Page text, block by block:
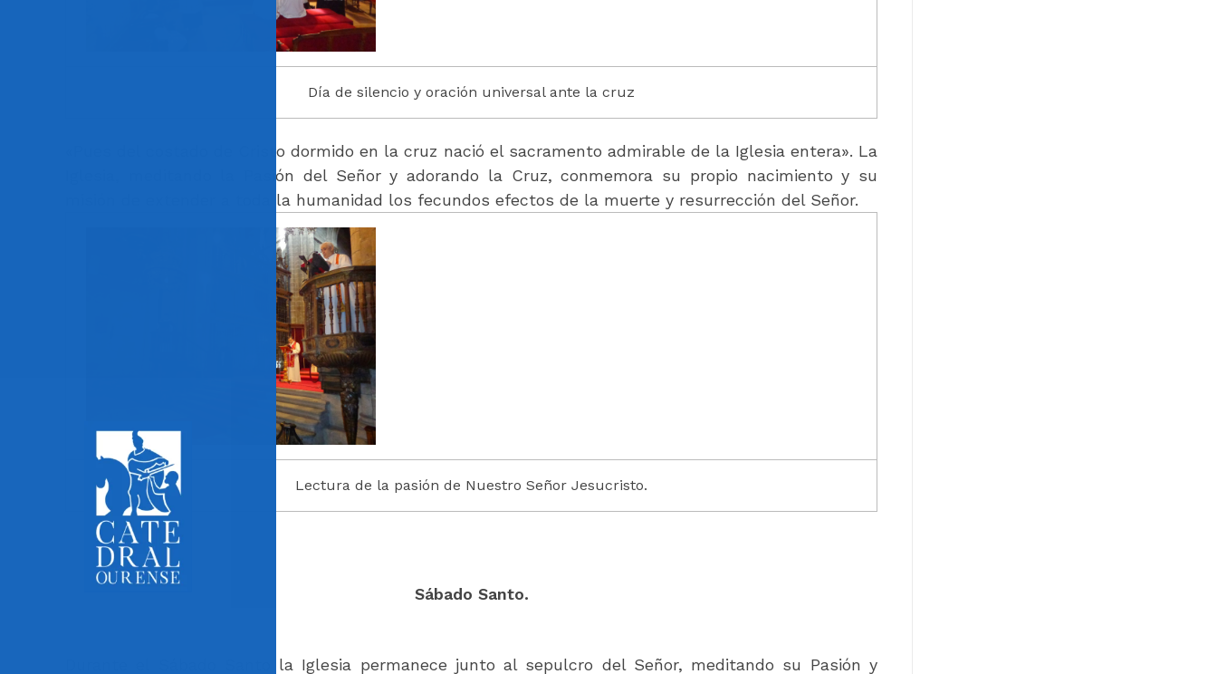
Día de silencio y oración universal ante la cruz
«Pues del costado de Cristo dormido en la cruz nació el sacramento admirable de la Iglesia entera». La
Iglesia, meditando la Pasión del Señor y adorando la Cruz, conmemora su propio nacimiento y su
misión de extender a toda la humanidad los fecundos efectos de la muerte y resurrección del Señor.
Lectura de la pasión de Nuestro Señor Jesucristo.
Sábado Santo.
Durante el Sábado Santo la Iglesia permanece junto al sepulcro del Señor, meditando su Pasión y